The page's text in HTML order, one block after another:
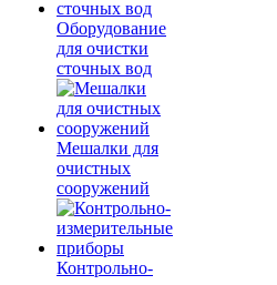
Оборудование
для очистки
сточных вод
Мешалки для
очистных
сооружений
Контрольно-